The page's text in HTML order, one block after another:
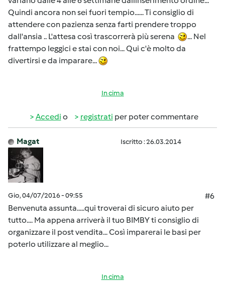
Quindi ancora non sei fuori tempio...... Ti consiglio di
attendere con pazienza senza farti prendere troppo
dall'ansia .. L'attesa così trascorrerà più serena
... Nel
frattempo leggici e stai con noi... Qui c'è molto da
divertirsi e da imparare...
In cima
Accedi o registrati per poter commentare
Magat Iscritto : 26.03.2014
Gio, 04/07/2016 - 09:55
#6
Benvenuta assunta.....qui troverai di sicuro aiuto per
tutto.... Ma appena arriverà il tuo BIMBY ti consiglio di
organizzare il post vendita... Così imparerai le basi per
poterlo utilizzare al meglio...
In cima